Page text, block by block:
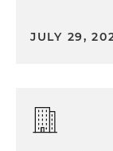
JULY 29,